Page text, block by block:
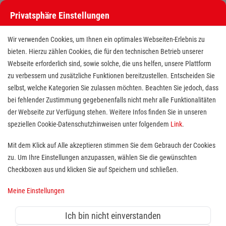
Pflegefachkraft (m/w/d) in
Wilhelmsburg
Standort(e):Hamburg
2.500€ Willkommensprämie!
Mit großer pflegerischer Kompetenz erbringen wir im
Privatsphäre Einstellungen
Wir verwenden Cookies, um Ihnen ein optimales Webseiten-Erlebnis zu
bieten. Hierzu zählen Cookies, die für den technischen Betrieb unserer
Webseite erforderlich sind, sowie solche, die uns helfen, unsere Plattform
zu verbessern und zusätzliche Funktionen bereitzustellen. Entscheiden Sie
selbst, welche Kategorien Sie zulassen möchten. Beachten Sie jedoch, dass
bei fehlender Zustimmung gegebenenfalls nicht mehr alle Funktionalitäten
der Webseite zur Verfügung stehen. Weitere Infos finden Sie in unseren
speziellen Cookie-Datenschutzhinweisen unter folgendem Link.
Mit dem Klick auf Alle akzeptieren stimmen Sie dem Gebrauch der Cookies
zu. Um Ihre Einstellungen anzupassen, wählen Sie die gewünschten
Checkboxen aus und klicken Sie auf Speichern und schließen.
Meine Einstellungen
Ich bin nicht einverstanden